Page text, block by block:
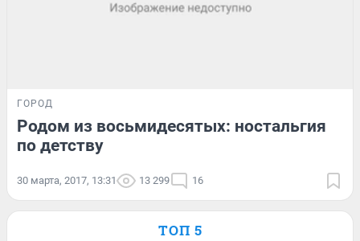
ГОРОД
Родом из восьмидесятых: ностальгия
по детству
30 марта, 2017, 13:31 13 299 16
ТОП 5